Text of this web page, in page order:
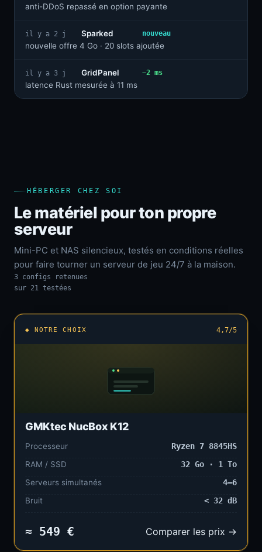
anti-DDoS repassé en option payante
il y a 2 j
Sparked
nouvelle offre 4 Go · 20 slots ajoutée
nouveau
il y a 3 j
GridPanel
latence Rust mesurée à 11 ms
−2 ms
HÉBERGER CHEZ SOI
Le matériel pour ton propre
serveur
Mini-PC et NAS silencieux, testés en conditions réelles
pour faire tourner un serveur de jeu 24/7 à la maison.
3 configs retenues
sur 21 testées
◆ NOTRE CHOIX 4,7/5
GMKtec NucBox K12
Processeur
Ryzen 7 8845HS
RAM / SSD
32 Go · 1 To
Serveurs simultanés
4–6
Bruit
< 32 dB
≈ 549 € Comparer les prix →